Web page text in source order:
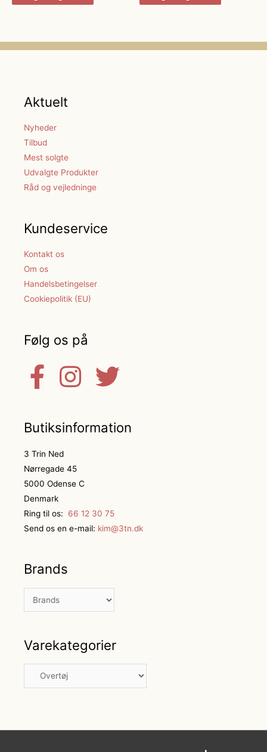
Aktuelt
Nyheder
Tilbud
Mest solgte
Udvalgte Produkter
Råd og vejledninge
Kundeservice
Kontakt os
Om os
Handelsbetingelser
Cookiepolitik (EU)
Følg os på
Butiksinformation
3 Trin Ned
Nørregade 45
5000 Odense C
Denmark
Ring til os:
66 12 30 75
Send os en e-mail: kim@3tn.dk
Brands
Varekategorier